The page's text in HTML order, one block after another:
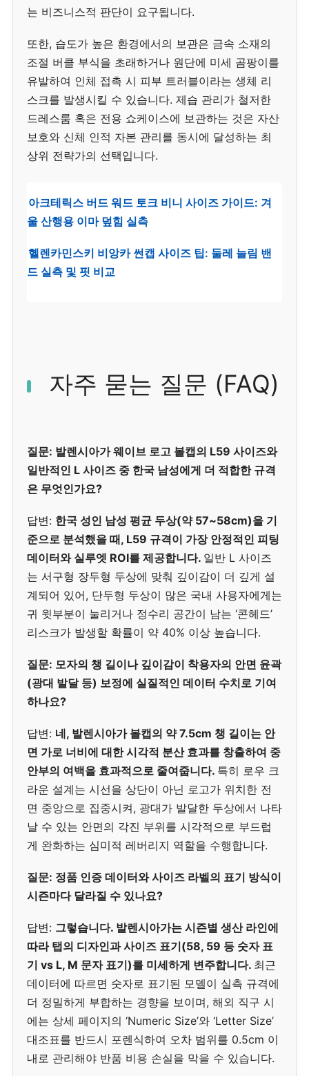
는 비즈니스적 판단이 요구됩니다.
또한, 습도가 높은 환경에서의 보관은 금속 소재의
조절 버클 부식을 초래하거나 원단에 미세 곰팡이를
유발하여 인체 접촉 시 피부 트러블이라는 생체 리
스크를 발생시킬 수 있습니다. 제습 관리가 철저한
드레스룸 혹은 전용 쇼케이스에 보관하는 것은 자산
보호와 신체 인적 자본 관리를 동시에 달성하는 최
상위 전략가의 선택입니다.
아크테릭스 버드 워드 토크 비니 사이즈 가이드: 겨
울 산행용 이마 덮힘 실측
헬렌카민스키 비앙카 썬캡 사이즈 팁: 둘레 늘림 밴
드 실측 및 핏 비교
자주 묻는 질문 (FAQ)
질문: 발렌시아가 웨이브 로고 볼캡의 L59 사이즈와
일반적인 L 사이즈 중 한국 남성에게 더 적합한 규격
은 무엇인가요?
답변: 한국 성인 남성 평균 두상(약 57~58cm)을 기
준으로 분석했을 때, L59 규격이 가장 안정적인 피팅
데이터와 실루엣 ROI를 제공합니다. 일반 L 사이즈
는 서구형 장두형 두상에 맞춰 깊이감이 더 깊게 설
계되어 있어, 단두형 두상이 많은 국내 사용자에게는
귀 윗부분이 눌리거나 정수리 공간이 남는 ‘콘헤드’
리스크가 발생할 확률이 약 40% 이상 높습니다.
질문: 모자의 챙 길이나 깊이감이 착용자의 안면 윤곽
(광대 발달 등) 보정에 실질적인 데이터 수치로 기여
하나요?
답변: 네, 발렌시아가 볼캡의 약 7.5cm 챙 길이는 안
면 가로 너비에 대한 시각적 분산 효과를 창출하여 중
안부의 여백을 효과적으로 줄여줍니다. 특히 로우 크
라운 설계는 시선을 상단이 아닌 로고가 위치한 전
면 중앙으로 집중시켜, 광대가 발달한 두상에서 나타
날 수 있는 안면의 각진 부위를 시각적으로 부드럽
게 완화하는 심미적 레버리지 역할을 수행합니다.
질문: 정품 인증 데이터와 사이즈 라벨의 표기 방식이
시즌마다 달라질 수 있나요?
답변: 그렇습니다. 발렌시아가는 시즌별 생산 라인에
따라 탭의 디자인과 사이즈 표기(58, 59 등 숫자 표
기 vs L, M 문자 표기)를 미세하게 변주합니다. 최근
데이터에 따르면 숫자로 표기된 모델이 실측 규격에
더 정밀하게 부합하는 경향을 보이며, 해외 직구 시
에는 상세 페이지의 ‘Numeric Size’와 ‘Letter Size’
대조표를 반드시 포렌식하여 오차 범위를 0.5cm 이
내로 관리해야 반품 비용 손실을 막을 수 있습니다.